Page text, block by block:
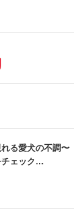
れる愛犬の不調〜
チェック…